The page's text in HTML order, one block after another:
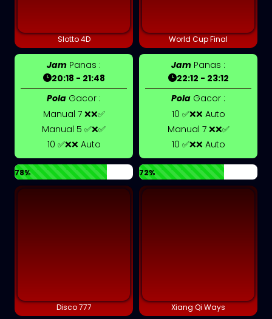
Slotto 4D
Jam Panas :
20:18 - 21:48
Pola Gacor :
Manual 7 ❌❌✅
Manual 5 ✅❌✅
10 ✅❌❌ Auto
78%
World Cup Final
Jam Panas :
22:12 - 23:12
Pola Gacor :
10 ✅❌❌ Auto
Manual 7 ❌❌✅
10 ✅❌❌ Auto
72%
Disco 777 Xiang Qi Ways